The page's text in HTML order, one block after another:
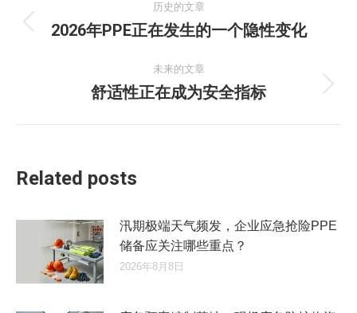
章
历史的文章
历
的
文
2026年PPE正在发生的一个隐性变化
未来的文章
未
舒适性正在成为安全指标
Related posts
汛期极端天气频发，企业应急抢险PPE
储备应关注哪些重点？
2026年8月8日